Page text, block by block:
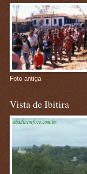
Foto antiga
Vista de Ibitira